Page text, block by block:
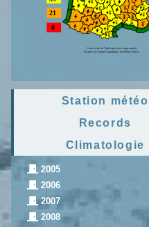
Station météo
Records
Climatologie
2005
2006
2007
2008